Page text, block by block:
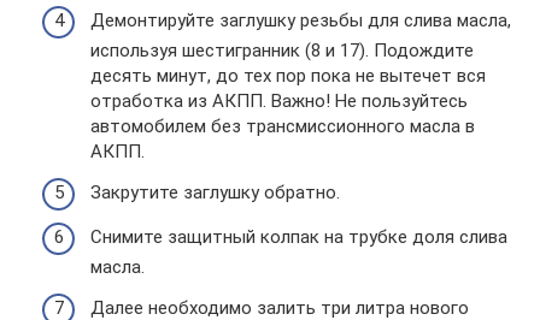
Демонтируйте заглушку резьбы для слива масла,
используя шестигранник (8 и 17). Подождите
десять минут, до тех пор пока не вытечет вся
отработка из АКПП. Важно! Не пользуйтесь
автомобилем без трансмиссионного масла в
АКПП.
Закрутите заглушку обратно.
Снимите защитный колпак на трубке доля слива
масла.
Далее необходимо залить три литра нового